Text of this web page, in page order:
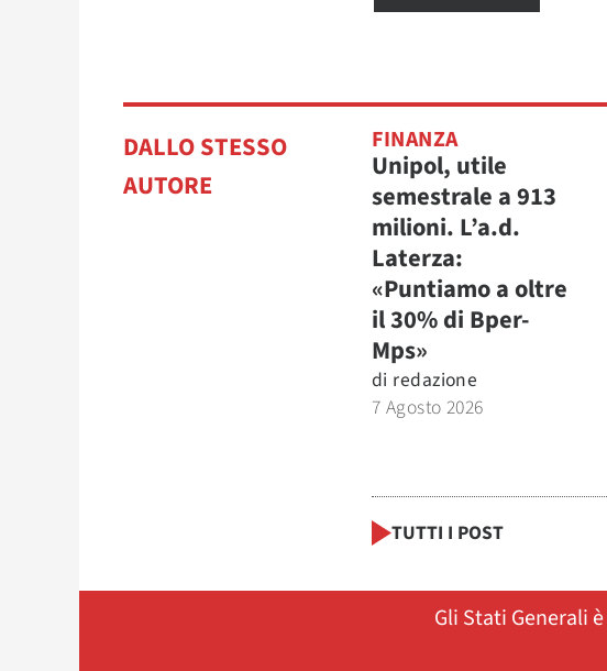
DALLO STESSO
AUTORE
FINANZA
Unipol, utile
semestrale a 913
milioni. L’a.d.
Laterza:
«Puntiamo a oltre
il 30% di Bper-
Mps»
di redazione
7 Agosto 2026
TUTTI I POST
Gli Stati Generali